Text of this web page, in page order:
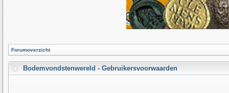
Forumoverzicht
Bodemvondstenwereld - Gebruikersvoorwaarden